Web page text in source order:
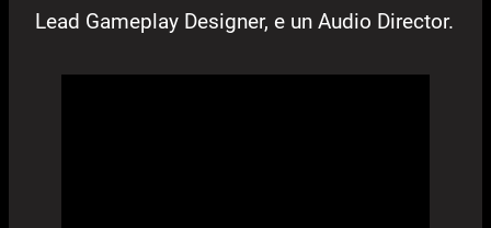
Lead Gameplay Designer, e un Audio Director.